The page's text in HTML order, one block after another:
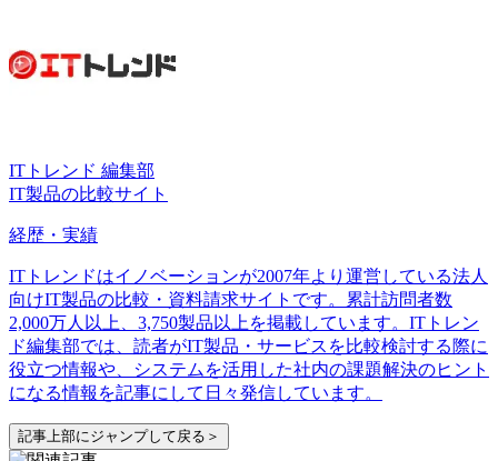
ITトレンド 編集部
IT製品の比較サイト
経歴・実績
ITトレンドはイノベーションが2007年より運営している法人
向けIT製品の比較・資料請求サイトです。累計訪問者数
2,000万人以上、3,750製品以上を掲載しています。ITトレン
ド編集部では、読者がIT製品・サービスを比較検討する際に
役立つ情報や、システムを活用した社内の課題解決のヒント
になる情報を記事にして日々発信しています。
記事上部にジャンプして戻る＞